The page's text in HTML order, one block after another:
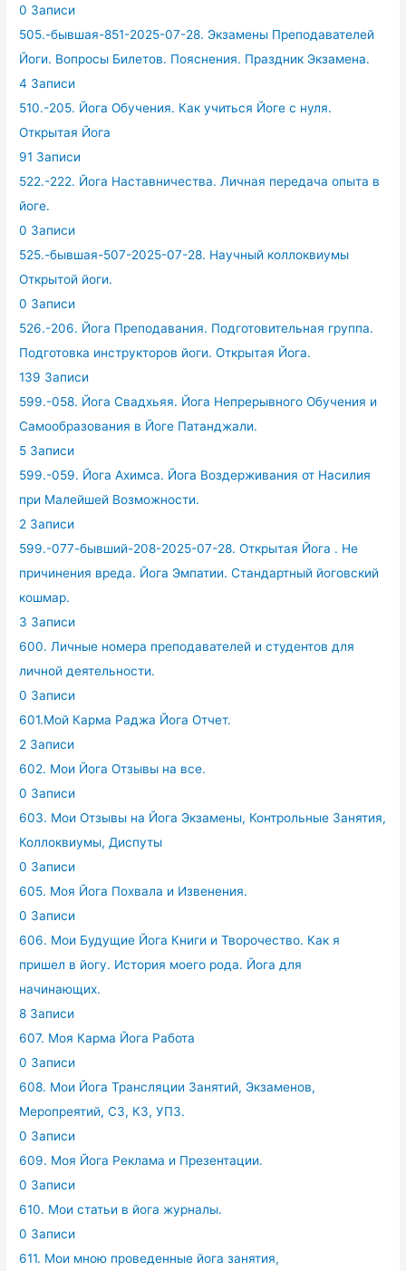
0 Записи
505.-бывшая-851-2025-07-28. Экзамены Преподавателей
Йоги. Вопросы Билетов. Пояснения. Праздник Экзамена.
4 Записи
510.-205. Йога Обучения. Как учиться Йоге с нуля.
Открытая Йога
91 Записи
522.-222. Йога Наставничества. Личная передача опыта в
йоге.
0 Записи
525.-бывшая-507-2025-07-28. Научный коллоквиумы
Открытой йоги.
0 Записи
526.-206. Йога Преподавания. Подготовительная группа.
Подготовка инструкторов йоги. Открытая Йога.
139 Записи
599.-058. Йога Свадхьяя. Йога Непрерывного Обучения и
Самообразования в Йоге Патанджали.
5 Записи
599.-059. Йога Ахимса. Йога Воздерживания от Насилия
при Малейшей Возможности.
2 Записи
599.-077-бывший-208-2025-07-28. Открытая Йога . Не
причинения вреда. Йога Эмпатии. Стандартный йоговский
кошмар.
3 Записи
600. Личные номера преподавателей и студентов для
личной деятельности.
0 Записи
601.Мой Карма Раджа Йога Отчет.
2 Записи
602. Мои Йога Отзывы на все.
0 Записи
603. Мои Отзывы на Йога Экзамены, Контрольные Занятия,
Коллоквиумы, Диспуты
0 Записи
605. Моя Йога Похвала и Извенения.
0 Записи
606. Мои Будущие Йога Книги и Творочество. Как я
пришел в йогу. История моего рода. Йога для
начинающих.
8 Записи
607. Моя Карма Йога Работа
0 Записи
608. Мои Йога Трансляции Занятий, Экзаменов,
Меропреятий, СЗ, КЗ, УПЗ.
0 Записи
609. Моя Йога Реклама и Презентации.
0 Записи
610. Мои статьи в йога журналы.
0 Записи
611. Мои мною проведенные йога занятия,